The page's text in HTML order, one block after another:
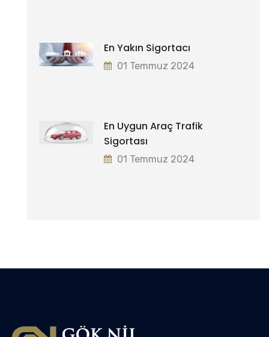
En Yakın Sigortacı
01 Temmuz 2024
En Uygun Araç Trafik
Sigortası
01 Temmuz 2024